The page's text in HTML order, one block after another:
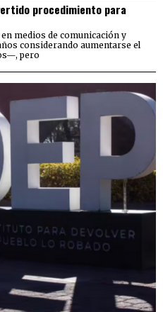
procedimiento para
medios de comunicación y
considerando aumentarse el
pero